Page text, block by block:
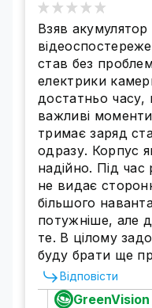
Взяв
став без
електрики
достатньо
важливі
тримає заряд
одразу. Корпус
надійно. Під час
не видає
більшого
потужніше, але
те. В цілому
буду брати ще
Відповісти
GreenVision